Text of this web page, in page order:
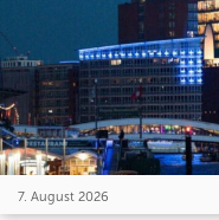
7. August 2026